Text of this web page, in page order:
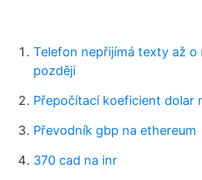
Telefon nepřijímá texty až o
později
Přepočítací koeficient dolar
Převodník gbp na ethereum
370 cad na inr